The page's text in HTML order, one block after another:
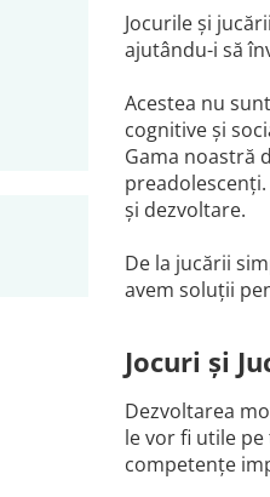
Jocurile și
ajutându-i să
Acestea nu
cognitive și
Gama noastră
și dezvoltare.
De la jucării
avem soluții
Jocuri și
Dezvoltarea
le vor fi utile
competențe